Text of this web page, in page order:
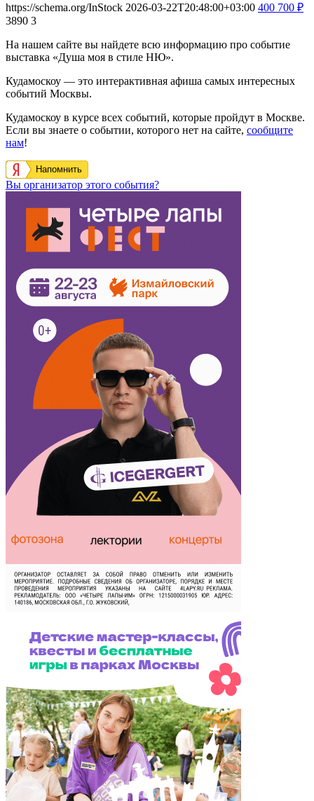
https://schema.org/InStock 2026-03-22T20:48:00+03:00 400 700 ₽
3890 3
На нашем сайте вы найдете всю информацию про событие
выставка «Душа моя в стиле НЮ».
Кудамоскоу — это интерактивная афиша самых интересных
событий Москвы.
Кудамоскоу в курсе всех событий, которые пройдут в Москве.
Если вы знаете о событии, которого нет на сайте, сообщите
нам!
Напомнить
Вы организатор этого события?